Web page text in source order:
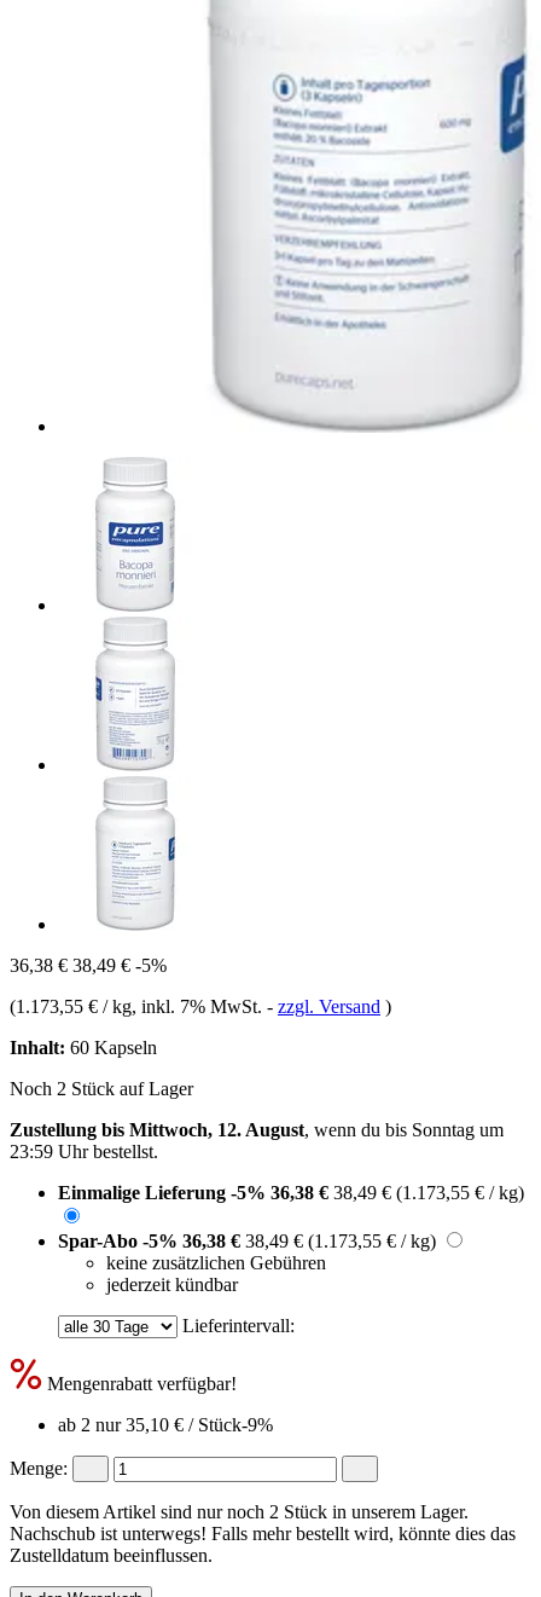
36,38 € 38,49 € -5%
(1.173,55 € / kg, inkl. 7% MwSt. - zzgl. Versand )
Inhalt: 60 Kapseln
Noch 2 Stück auf Lager
Zustellung bis Mittwoch, 12. August, wenn du bis Sonntag um
23:59 Uhrbestellst.
Einmalige Lieferung -5% 36,38 € 38,49 € (1.173,55 € / kg)
Spar-Abo -5% 36,38 € 38,49 € (1.173,55 € / kg)
keine zusätzlichen Gebühren
jederzeit kündbar
Lieferintervall:
Mengenrabatt verfügbar!
ab 2 nur35,10 € / Stück-9%
Menge:
Von diesem Artikel sind nur noch 2 Stück in unserem Lager.
Nachschub ist unterwegs! Falls mehr bestellt wird, könnte dies das
Zustelldatum beeinflussen.